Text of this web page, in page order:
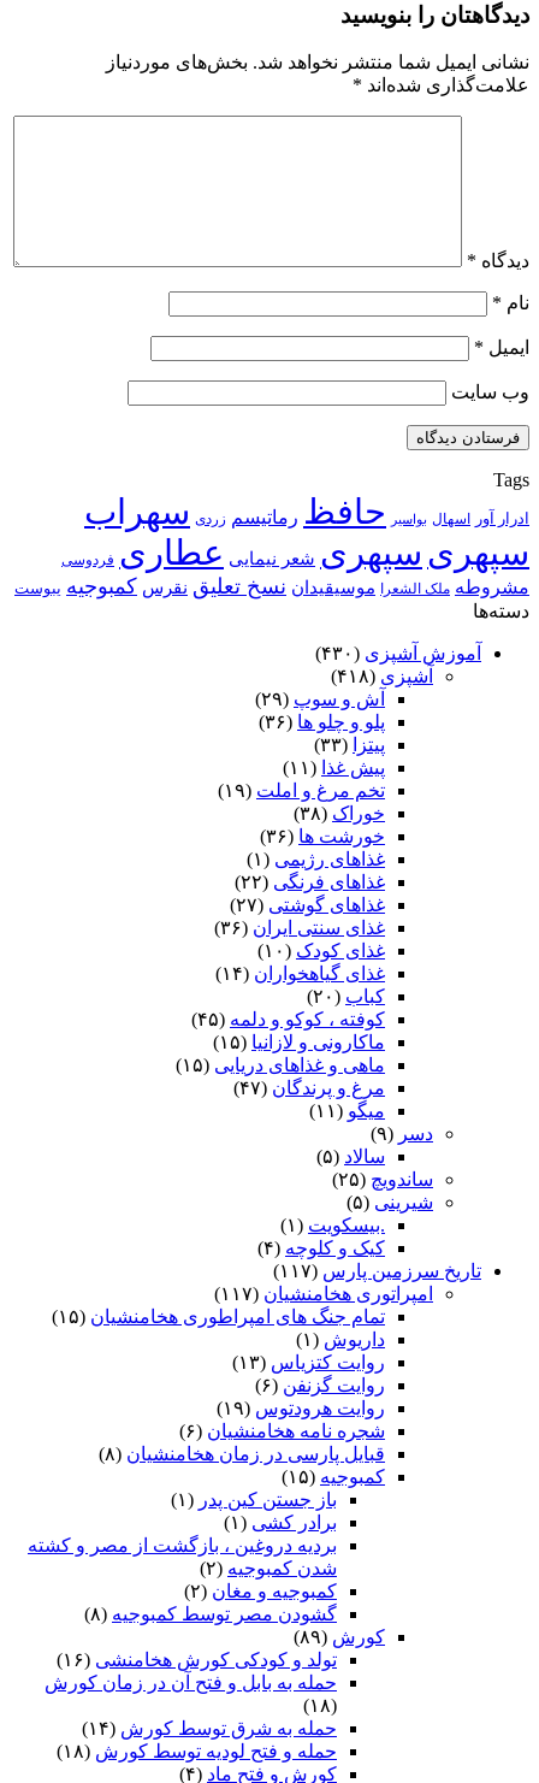
دیدگاهتان را بنویسید
نشانی ایمیل شما منتشر نخواهد شد. بخش‌های موردنیاز
علامت‌گذاری شده‌اند *
دیدگاه *
نام *
ایمیل *
وب‌ سایت
Tags
ادرار آور اسهال بواسیر حافظ رماتیسم زردی سهراب
سپهری سپهری شعر نیمایی عطاری فردوسی
مشروطه ملک الشعرا موسیقیدان نسخ تعلیق نقرس کمبوجیه یبوست
دسته‌ها
آموزش آشپزی (۴۳۰)
آشپزی (۴۱۸)
آش و سوپ (۲۹)
پلو و چلو ها (۳۶)
پیتزا
(۳۳)
پیش غذا (۱۱)
تخم مرغ و املت (۱۹)
خوراک (۳۸)
خورشت ها (۳۶)
غذاهای رژیمی (۱)
غذاهای فرنگی (۲۲)
غذاهای گوشتی (۲۷)
غذای سنتی ایران (۳۶)
غذای کودک (۱۰)
غذای گیاهخواران (۱۴)
کباب (۲۰)
کوفته ، کوکو و دلمه (۴۵)
ماکارونی و لازانیا (۱۵)
ماهی و غذاهای دریایی (۱۵)
مرغ و پرندگان (۴۷)
میگو (۱۱)
دسر (۹)
سالاد (۵)
ساندویچ (۲۵)
شیرینی (۵)
.بیسکویت (۱)
کیک و کلوچه (۴)
تاریخ سرزمین پارس (۱۱۷)
امپراتوری هخامنشیان (۱۱۷)
تمام جنگ های امپراطوری هخامنشیان (۱۵)
داریوش (۱)
روایت کتزیاس (۱۳)
روایت گزنفن (۶)
روایت هرودتوس (۱۹)
شجره نامه هخامنشیان (۶)
قبایل پارسی در زمان هخامنشیان (۸)
کمبوجیه (۱۵)
باز جستن کین پدر (۱)
برادر کشی (۱)
بردیه دروغین ، بازگشت از مصر و کشته
شدن کمبوجیه (۲)
کمبوجیه و مغان (۲)
گشودن مصر توسط کمبوجیه (۸)
کورش (۸۹)
تولد و کودکی کورش هخامنشی (۱۶)
حمله به بابل و فتح آن در زمان کورش
(۱۸)
حمله به شرق توسط کورش (۱۴)
حمله و فتح لودیه توسط کورش (۱۸)
کورش و فتح ماد (۴)